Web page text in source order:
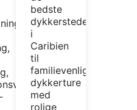
bedste
dykkersteder
i
Caribien
til
familievenlige
dykkerture
med
rolige